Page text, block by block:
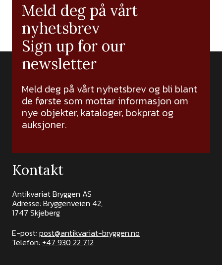
Meld deg på vårt
nyhetsbrev
Sign up for our
newsletter
Meld deg på vårt nyhetsbrev og bli blant
de første som mottar informasjon om
nye objekter, kataloger, bokprat og
auksjoner.
Kontakt
Antikvariat Bryggen AS
Adresse: Bryggenveien 42,
1747 Skjeberg
E-post: post@antikvariat-bryggen.no
Telefon: +47 930 22 712